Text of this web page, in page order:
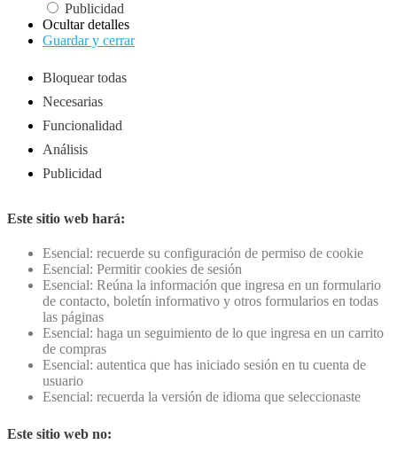
Publicidad
Ocultar detalles
Guardar y cerrar
Bloquear todas
Necesarias
Funcionalidad
Análisis
Publicidad
Este sitio web hará:
Esencial: recuerde su configuración de permiso de cookie
Esencial: Permitir cookies de sesión
Esencial: Reúna la información que ingresa en un formulario
de contacto, boletín informativo y otros formularios en todas
las páginas
Esencial: haga un seguimiento de lo que ingresa en un carrito
de compras
Esencial: autentica que has iniciado sesión en tu cuenta de
usuario
Esencial: recuerda la versión de idioma que seleccionaste
Este sitio web no: